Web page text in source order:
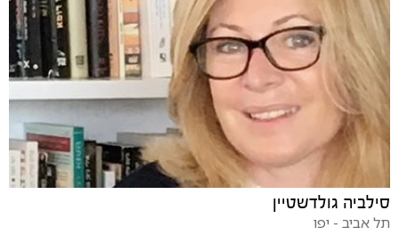
סילביה גולדשטיין
תל אביב - יפו